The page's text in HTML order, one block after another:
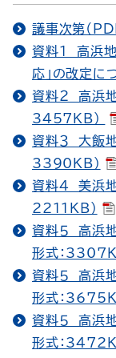
議事次第（
資料１ 高浜地
応」の改定に
資料２ 高浜地
3457KB）
資料３ 大飯地
3390KB）
資料４ 美浜地
2211KB）
資料５ 高浜地
形式：
資料５ 高浜地
形式：
資料５ 高浜地
形式：